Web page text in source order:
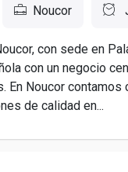
Noucor
con sede en
con un negocio
En Noucor
de calidad en...